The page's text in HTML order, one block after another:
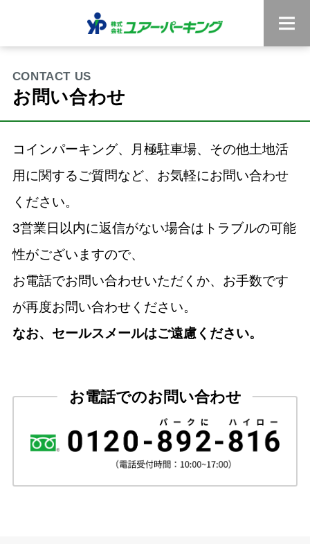
お問い合わせ
コインパーキング、月極駐車場、その他土地活
用に関するご質問など、お気軽にお問い合わせ
ください。
3営業日以内に返信がない場合はトラブルの可能
性がございますので、
お電話でお問い合わせいただくか、お手数です
が再度お問い合わせください。
なお、セールスメールはご遠慮ください。
お電話でのお問い合わせ